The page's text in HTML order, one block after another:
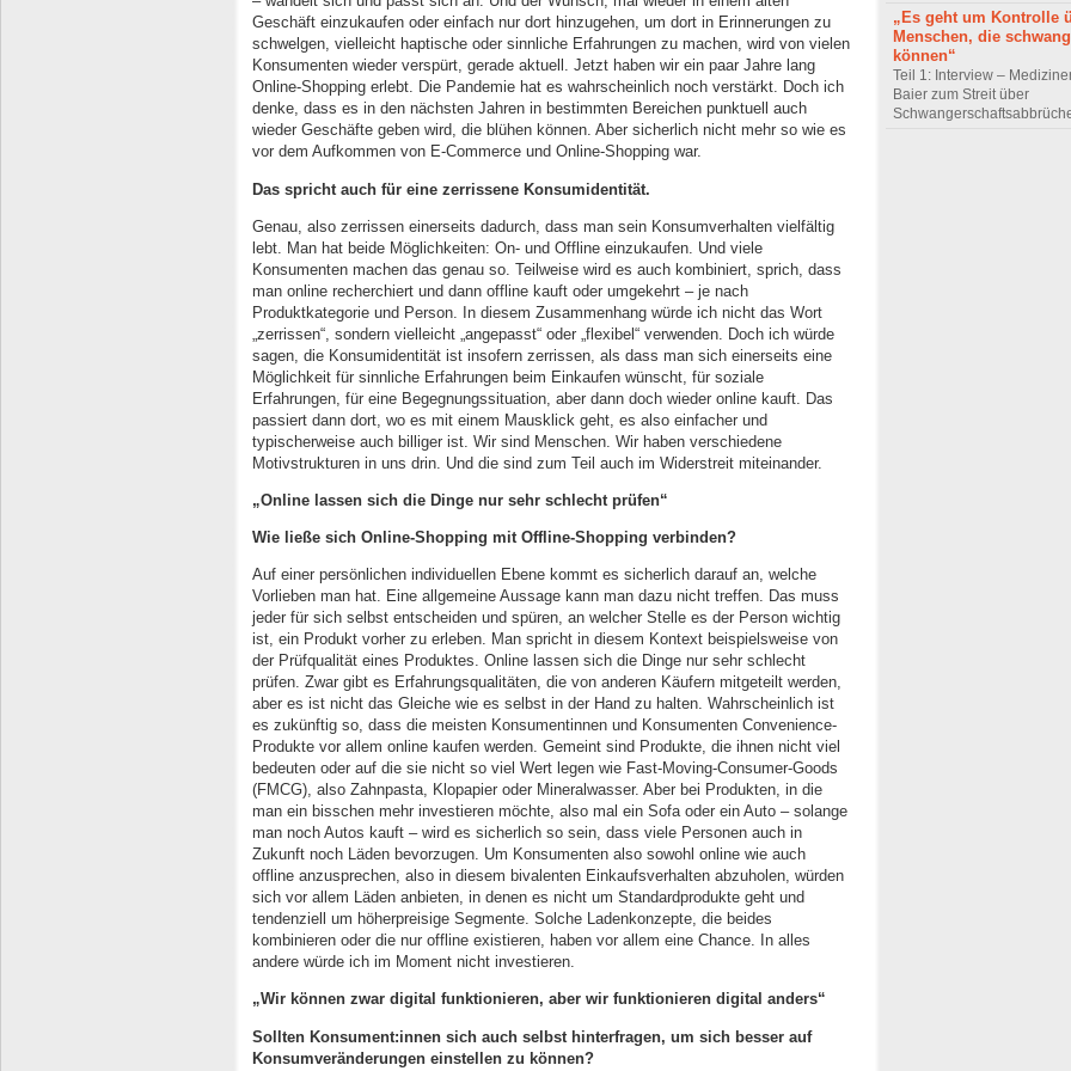
Geschäft einzukaufen oder einfach nur dort hinzugehen, um dort in Erinnerungen zu
schwelgen, vielleicht haptische oder sinnliche Erfahrungen zu machen, wird von vielen
Konsumenten wieder verspürt, gerade aktuell. Jetzt haben wir ein paar Jahre lang
Online-Shopping erlebt. Die Pandemie hat es wahrscheinlich noch verstärkt. Doch ich
denke, dass es in den nächsten Jahren in bestimmten Bereichen punktuell auch
wieder Geschäfte geben wird, die blühen können. Aber sicherlich nicht mehr so wie es
vor dem Aufkommen von E-Commerce und Online-Shopping war.
Das spricht auch für eine zerrissene Konsumidentität.
Genau, also zerrissen einerseits dadurch, dass man sein Konsumverhalten vielfältig
lebt. Man hat beide Möglichkeiten: On- und Offline einzukaufen. Und viele
Konsumenten machen das genau so. Teilweise wird es auch kombiniert, sprich, dass
man online recherchiert und dann offline kauft oder umgekehrt – je nach
Produktkategorie und Person. In diesem Zusammenhang würde ich nicht das Wort
„zerrissen“, sondern vielleicht „angepasst“ oder „flexibel“ verwenden. Doch ich würde
sagen, die Konsumidentität ist insofern zerrissen, als dass man sich einerseits eine
Möglichkeit für sinnliche Erfahrungen beim Einkaufen wünscht, für soziale
Erfahrungen, für eine Begegnungssituation, aber dann doch wieder online kauft. Das
passiert dann dort, wo es mit einem Mausklick geht, es also einfacher und
typischerweise auch billiger ist. Wir sind Menschen. Wir haben verschiedene
Motivstrukturen in uns drin. Und die sind zum Teil auch im Widerstreit miteinander.
„Online lassen sich die Dinge nur sehr schlecht prüfen“
Wie ließe sich Online-Shopping mit Offline-Shopping verbinden?
Auf einer persönlichen individuellen Ebene kommt es sicherlich darauf an, welche
Vorlieben man hat. Eine allgemeine Aussage kann man dazu nicht treffen. Das muss
jeder für sich selbst entscheiden und spüren, an welcher Stelle es der Person wichtig
ist, ein Produkt vorher zu erleben. Man spricht in diesem Kontext beispielsweise von
der Prüfqualität eines Produktes. Online lassen sich die Dinge nur sehr schlecht
prüfen. Zwar gibt es Erfahrungsqualitäten, die von anderen Käufern mitgeteilt werden,
aber es ist nicht das Gleiche wie es selbst in der Hand zu halten. Wahrscheinlich ist
es zukünftig so, dass die meisten Konsumentinnen und Konsumenten Convenience-
Produkte vor allem online kaufen werden. Gemeint sind Produkte, die ihnen nicht viel
bedeuten oder auf die sie nicht so viel Wert legen wie Fast-Moving-Consumer-Goods
(FMCG), also Zahnpasta, Klopapier oder Mineralwasser. Aber bei Produkten, in die
man ein bisschen mehr investieren möchte, also mal ein Sofa oder ein Auto – solange
man noch Autos kauft – wird es sicherlich so sein, dass viele Personen auch in
Zukunft noch Läden bevorzugen. Um Konsumenten also sowohl online wie auch
offline anzusprechen, also in diesem bivalenten Einkaufsverhalten abzuholen, würden
sich vor allem Läden anbieten, in denen es nicht um Standardprodukte geht und
tendenziell um höherpreisige Segmente. Solche Ladenkonzepte, die beides
kombinieren oder die nur offline existieren, haben vor allem eine Chance. In alles
andere würde ich im Moment nicht investieren.
„Wir können zwar digital funktionieren, aber wir funktionieren digital anders“
Sollten Konsument:innen sich auch selbst hinterfragen, um sich besser auf
Konsumveränderungen einstellen zu können?
„Es geht um Kontrolle
Menschen, die
können“
Teil 1: Interview –
Baier zum Streit über